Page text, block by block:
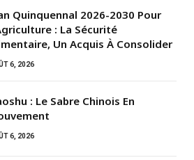
Quinquennal 2026-2030 Pour
: La Sécurité
Un Acquis À Consolider
6, 2026
: Le Sabre Chinois En
6, 2026